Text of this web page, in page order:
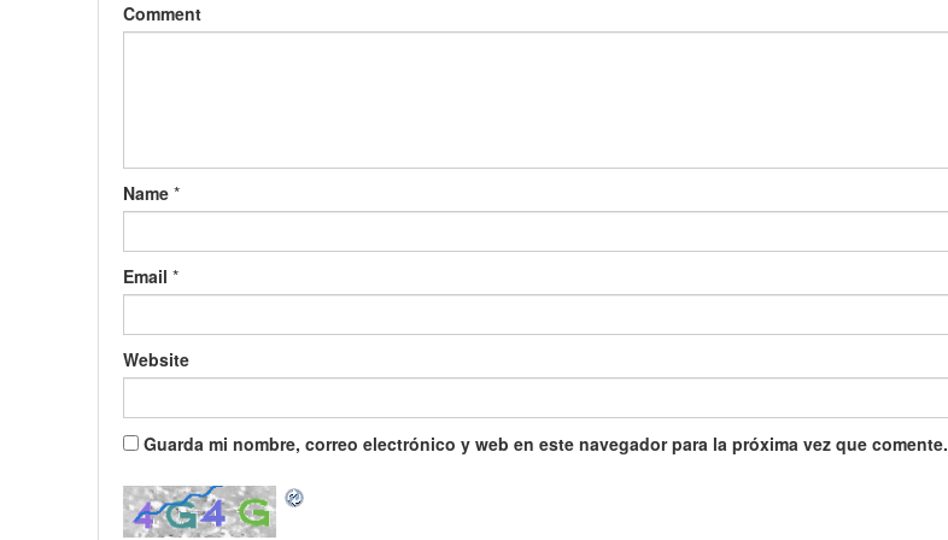
Comment
Name *
Email *
Website
Guarda mi nombre, correo electrónico y web en este navegador para la próxima vez que comente.